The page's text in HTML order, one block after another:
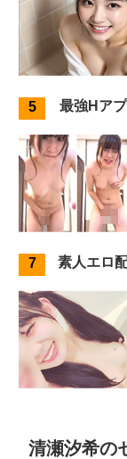
最強Hア
素人エロ
清瀬汐希の